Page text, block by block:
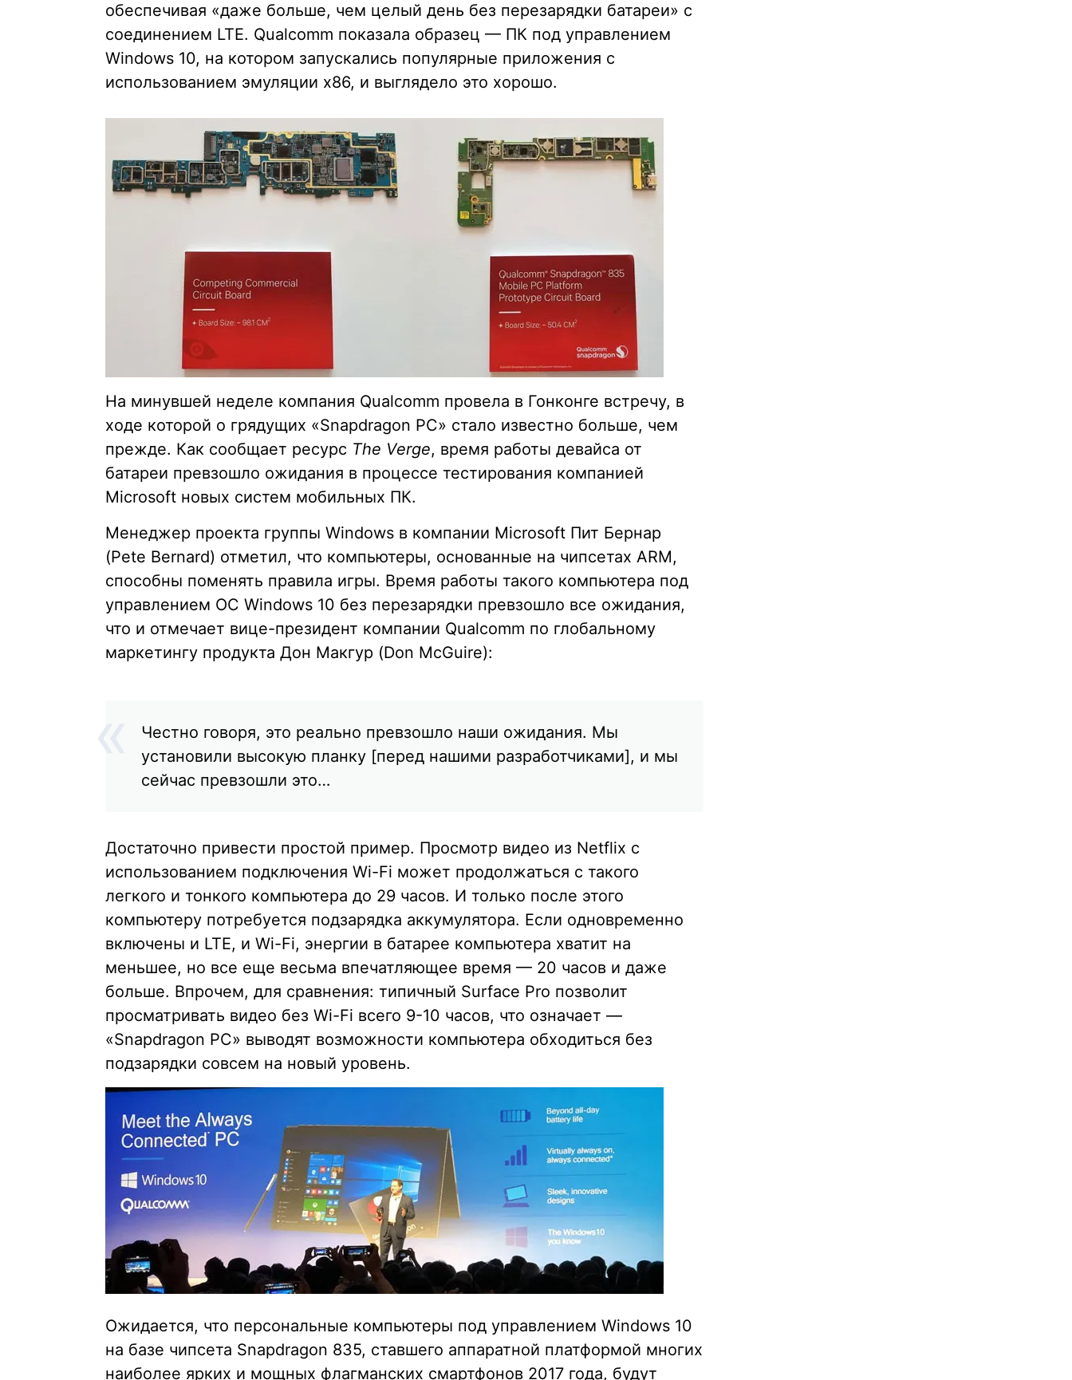
обеспечивая «даже больше, чем целый день без перезарядки батареи» с
соединением LTE. Qualcomm показала образец — ПК под управлением
Windows 10, на котором запускались популярные приложения с
использованием эмуляции x86, и выглядело это хорошо.
На минувшей неделе компания Qualcomm провела в Гонконге встречу, в
ходе которой о грядущих «Snapdragon PC» стало известно больше, чем
прежде. Как сообщает ресурс The Verge, время работы девайса от
батареи превзошло ожидания в процессе тестирования компанией
Microsoft новых систем мобильных ПК.
Менеджер проекта группы Windows в компании Microsoft Пит Бернар
(Pete Bernard) отметил, что компьютеры, основанные на чипсетах ARM,
способны поменять правила игры. Время работы такого компьютера под
управлением ОС Windows 10 без перезарядки превзошло все ожидания,
что и отмечает вице-президент компании Qualcomm по глобальному
маркетингу продукта Дон Макгур (Don McGuire):
Честно говоря, это реально превзошло наши ожидания. Мы
установили высокую планку [перед нашими разработчиками], и мы
сейчас превзошли это…
Достаточно привести простой пример. Просмотр видео из Netflix с
использованием подключения Wi-Fi может продолжаться с такого
легкого и тонкого компьютера до 29 часов. И только после этого
компьютеру потребуется подзарядка аккумулятора. Если одновременно
включены и LTE, и Wi-Fi, энергии в батарее компьютера хватит на
меньшее, но все еще весьма впечатляющее время — 20 часов и даже
больше. Впрочем, для сравнения: типичный Surface Pro позволит
просматривать видео без Wi-Fi всего 9-10 часов, что означает —
«Snapdragon PC» выводят возможности компьютера обходиться без
подзарядки совсем на новый уровень.
Ожидается, что персональные компьютеры под управлением Windows 10
на базе чипсета Snapdragon 835, ставшего аппаратной платформой многих
наиболее ярких и мощных флагманских смартфонов 2017 года, будут